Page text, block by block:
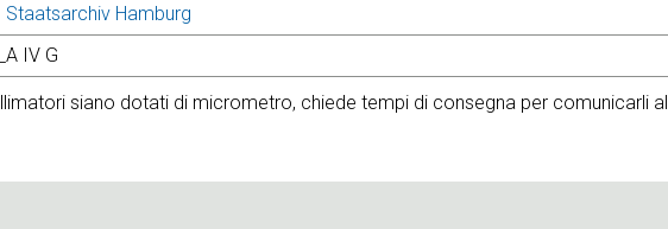
Staatsarchiv Hamburg
IV G
siano dotati di micrometro, chiede tempi di consegna per comunicarli al